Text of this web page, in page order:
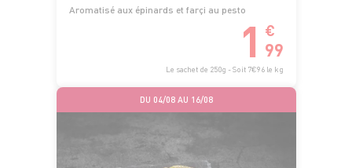
Aromatisé aux épinards et farçi au pesto
1 €
99
Le sachet de 250g - Soit 7€96 le kg
DU 04/08 AU 16/08